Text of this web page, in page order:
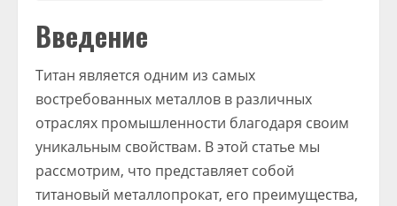
Введение
Титан является одним из самых
востребованных металлов в различных
отраслях промышленности благодаря своим
уникальным свойствам. В этой статье мы
рассмотрим, что представляет собой
титановый металлопрокат, его преимущества,